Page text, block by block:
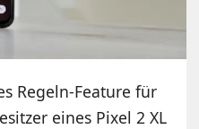
Regeln-Feature für
eines Pixel 2 XL